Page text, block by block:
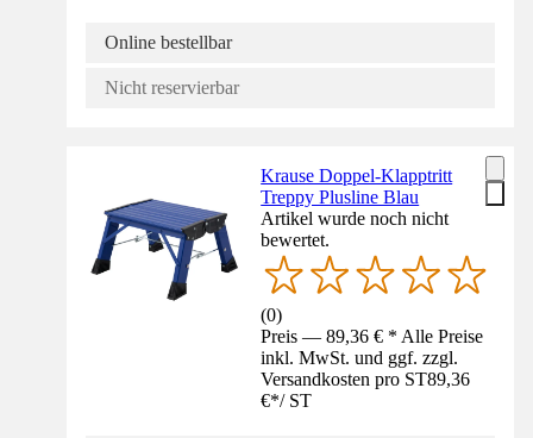
Online bestellbar
Nicht reservierbar
Krause Doppel-Klapptritt
Treppy Plusline Blau
Artikel wurde noch nicht
bewertet.
(0)
Preis — 89,36 € * Alle Preise
inkl. MwSt. und ggf. zzgl.
Versandkosten pro ST89,36
€*/ ST